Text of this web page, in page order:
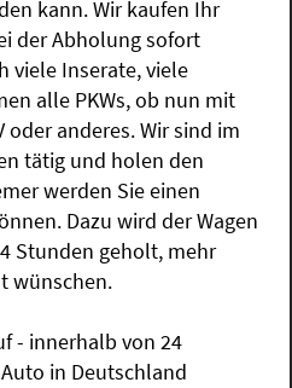
kann. Wir kaufen Ihr
der Abholung sofort
viele Inserate, viele
alle PKWs, ob nun mit
anderes. Wir sind im
tätig und holen den
werden Sie einen
Dazu wird der Wagen
Stunden geholt, mehr
wünschen.
- innerhalb von 24
in Deutschland